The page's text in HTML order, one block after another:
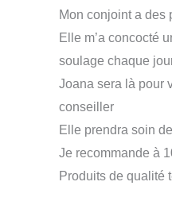
Mon conjoint a des
Elle m’a concocté
soulage chaque
Joana sera là pour
conseiller
Elle prendra soin
Je recommande à
Produits de qualité